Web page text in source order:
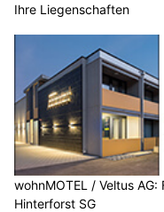
Ihre Liegenschaften
wohnMOTEL / Veltus
Hinterforst SG